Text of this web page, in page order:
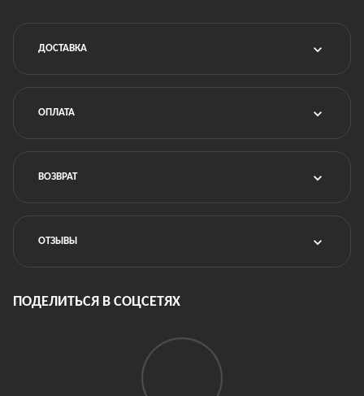
ДОСТАВКА
ОПЛАТА
ВОЗВРАТ
ОТЗЫВЫ
ПОДЕЛИТЬСЯ В СОЦСЕТЯХ